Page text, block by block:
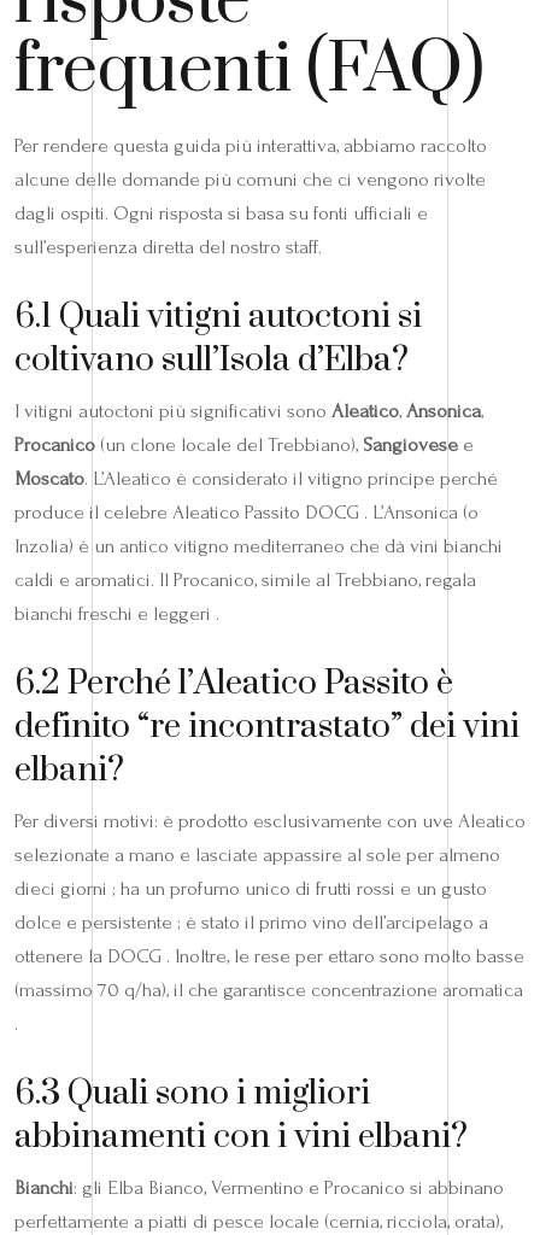
frequenti (FAQ)
Per rendere questa guida più interattiva, abbiamo raccolto
alcune delle domande più comuni che ci vengono rivolte
dagli ospiti. Ogni risposta si basa su fonti ufficiali e
sull’esperienza diretta del nostro staff.
6.1 Quali vitigni autoctoni si
coltivano sull’Isola d’Elba?
I vitigni autoctoni più significativi sono Aleatico, Ansonica,
Procanico (un clone locale del Trebbiano), Sangiovese e
Moscato. L’Aleatico è considerato il vitigno principe perché
produce il celebre Aleatico Passito DOCG . L’Ansonica (o
Inzolia) è un antico vitigno mediterraneo che dà vini bianchi
caldi e aromatici. Il Procanico, simile al Trebbiano, regala
bianchi freschi e leggeri .
6.2 Perché l’Aleatico Passito è
definito “re incontrastato” dei vini
elbani?
Per diversi motivi: è prodotto esclusivamente con uve Aleatico
selezionate a mano e lasciate appassire al sole per almeno
dieci giorni ; ha un profumo unico di frutti rossi e un gusto
dolce e persistente ; è stato il primo vino dell’arcipelago a
ottenere la DOCG . Inoltre, le rese per ettaro sono molto basse
(massimo 70 q/ha), il che garantisce concentrazione aromatica
.
6.3 Quali sono i migliori
abbinamenti con i vini elbani?
Bianchi: gli Elba Bianco, Vermentino e Procanico si abbinano
perfettamente a piatti di pesce locale (cernia, ricciola, orata),